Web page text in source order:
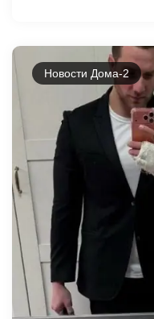
Новости Дома-2